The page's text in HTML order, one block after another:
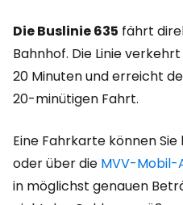
Die Buslinie 635 fährt
Bahnhof. Die Linie
20 Minuten und erreicht
20-minütigen Fahrt.
Eine Fahrkarte können
oder über die MVV-Mobil-
in möglichst genauen